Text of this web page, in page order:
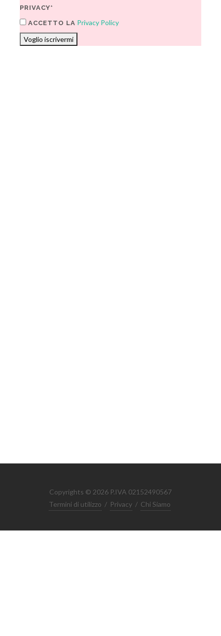
PRIVACY*
ACCETTO LA Privacy Policy
Voglio iscrivermi
Copyrights © 2026 P.IVA 02152490567
Termini di utilizzo / Privacy / Chi Siamo